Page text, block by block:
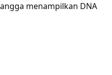
menampilkan DNA